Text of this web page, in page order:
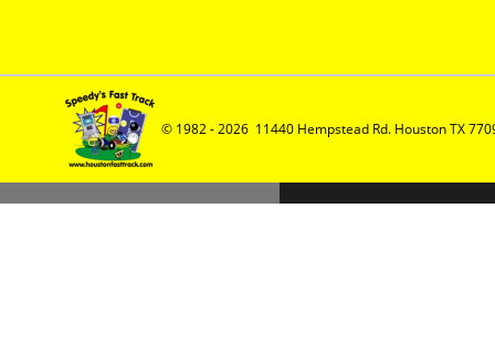
© 1982 - 2026  11440 Hempstead Rd. Houston TX